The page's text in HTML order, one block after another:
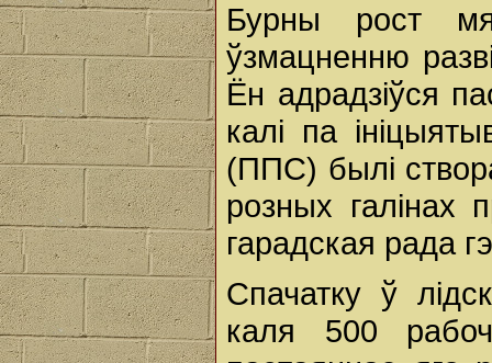
Бурны рост
ўзмацненню
Ён адрадзіўся
калі па
(ППС) былі
розных галінах
гарадская рада
Спачатку ў
каля 500